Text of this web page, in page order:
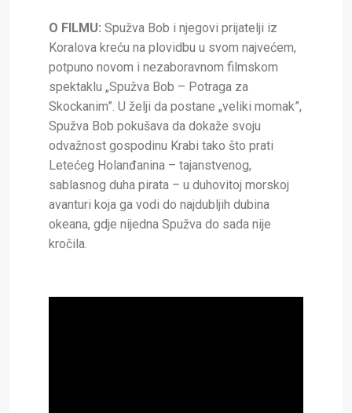
O FILMU: Spužva Bob i njegovi prijatelji iz
Koralova kreću na plovidbu u svom najvećem,
potpuno novom i nezaboravnom filmskom
spektaklu „Spužva Bob – Potraga za
Skockanim”. U želji da postane „veliki momak”,
Spužva Bob pokušava da dokaže svoju
odvažnost gospodinu Krabi tako što prati
Letećeg Holanđanina – tajanstvenog,
sablasnog duha pirata – u duhovitoj morskoj
avanturi koja ga vodi do najdubljih dubina
okeana, gdje nijedna Spužva do sada nije
kročila.